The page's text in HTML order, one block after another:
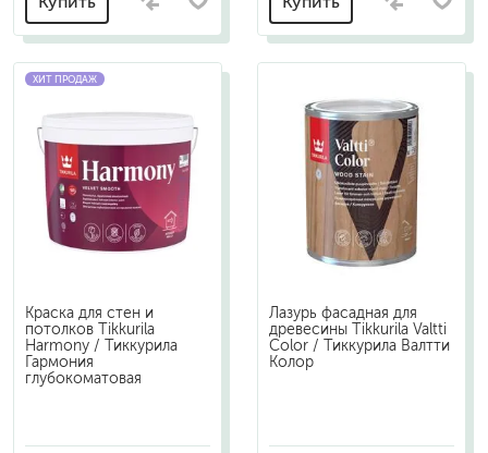
ХИТ ПРОДАЖ
Краска для стен и
потолков Tikkurila
Harmony / Тиккурила
Гармония
глубокоматовая
Лазурь фасадная для
древесины Tikkurila Valtti
Color / Тиккурила Валтти
Колор